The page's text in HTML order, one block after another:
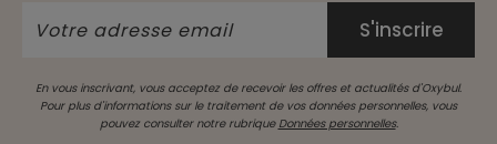
En vous inscrivant, vous acceptez de recevoir les offres et actualités d'Oxybul.
Pour plus d'informations sur le traitement de vos données personnelles, vous
pouvez consulter notre rubrique Données personnelles.